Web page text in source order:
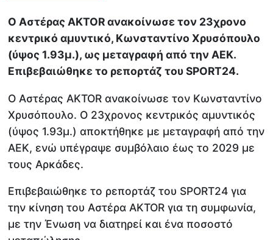
O Aστέρας AKTOR ανακοίνωσε τον 23χρονο
κεντρικό αμυντικό, Κωνσταντίνο Χρυσόπουλο
(ύψος 1.93μ.), ως μεταγραφή από την ΑΕΚ.
Επιβεβαιώθηκε το ρεπορτάζ του SPORT24.
Ο Αστέρας AKTOR ανακοίνωσε τον Κωνσταντίνο
Χρυσόπουλο. Ο 23χρονος κεντρικός αμυντικός
(ύψος 1.93μ.) αποκτήθηκε με μεταγραφή από την
ΑΕΚ, ενώ υπέγραψε συμβόλαιο έως το 2029 με
τους Αρκάδες.
Επιβεβαιώθηκε το ρεπορτάζ του SPORT24 για
την κίνηση του Αστέρα AKTOR για τη συμφωνία,
με την Ένωση να διατηρεί και ένα ποσοστό